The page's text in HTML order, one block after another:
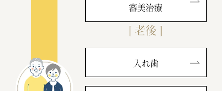
審美治療
[ 老後 ]
入れ歯